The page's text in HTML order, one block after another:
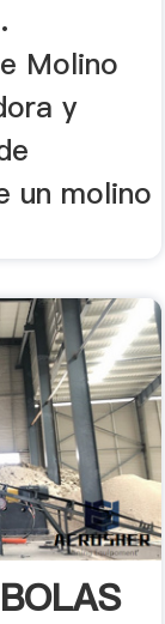
Molino
y
un molino